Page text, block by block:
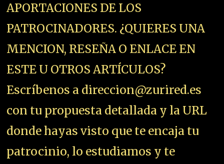
APORTACIONES DE LOS
PATROCINADORES. ¿QUIERES UNA
MENCION, RESEÑA O ENLACE EN
ESTE U OTROS ARTÍCULOS?
Escríbenos a direccion@zurired.es
con tu propuesta detallada y la URL
donde hayas visto que te encaja tu
patrocinio, lo estudiamos y te